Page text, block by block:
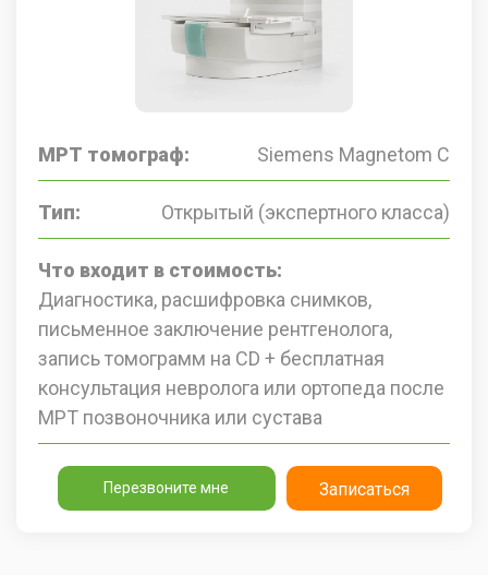
МРТ томограф: Siemens Magnetom C
Тип: Открытый (экспертного класса)
Что входит в стоимость:
Диагностика, расшифровка снимков,
письменное заключение рентгенолога,
запись томограмм на CD + бесплатная
консультация невролога или ортопеда после
МРТ позвоночника или сустава
Перезвоните мне Записаться